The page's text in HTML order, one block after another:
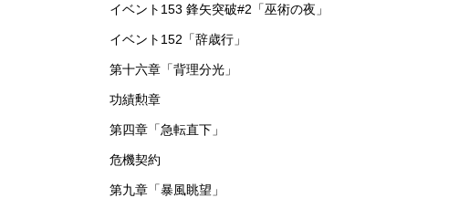
イベント153 鋒矢突破#2「巫術の夜」
イベント152「辞歳行」
第十六章「背理分光」
功績勲章
第四章「急転直下」
危機契約
第九章「暴風眺望」